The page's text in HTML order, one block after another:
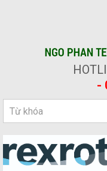
-